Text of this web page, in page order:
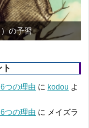
の予習
つの理由 に kodou よ
つの理由 に メイズラ